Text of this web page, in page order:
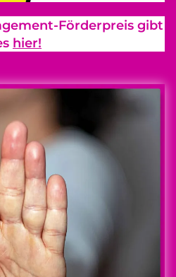
Förderpreis gibt
hier!